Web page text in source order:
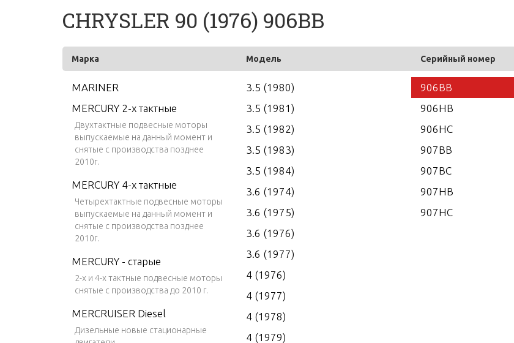
CHRYSLER 90 (1976) 906BB
Марка Модель Серийный номер
MARINER
MERCURY 2-х тактные
Двухтактные подвесные моторы
выпускаемые на данный момент и
снятые с производства позднее
2010г.
MERCURY 4-х тактные
Четырехтактные подвесные моторы
выпускаемые на данный момент и
снятые с производства позднее
2010г.
MERCURY - старые
2-х и 4-х тактные подвесные моторы
снятые с производства до 2010 г.
MERCRUISER Diesel
Дизельные новые стационарные
3.5 (1980)
3.5 (1981)
3.5 (1982)
3.5 (1983)
3.5 (1984)
3.6 (1974)
3.6 (1975)
3.6 (1976)
3.6 (1977)
4 (1976)
4 (1977)
4 (1978)
4 (1979)
906BB
906HB
906HC
907BB
907BC
907HB
907HC